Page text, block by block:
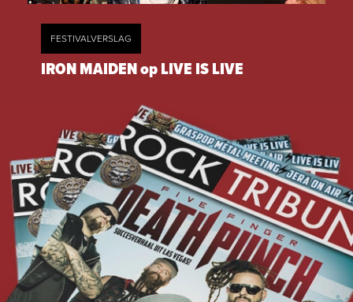
FESTIVALVERSLAG
IRON MAIDEN op LIVE IS LIVE